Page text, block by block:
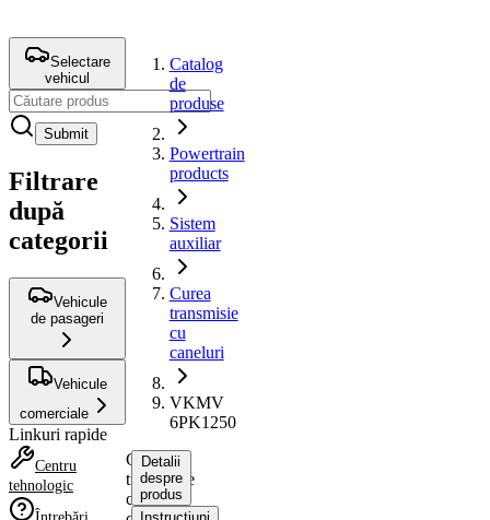
Selectare
vehicul
Submit
Filtrare
după
categorii
Vehicule
de pasageri
Vehicule
comerciale
Linkuri rapide
Centru
tehnologic
Catalog
de
produse
Powertrain
products
Sistem
auxiliar
Curea
transmisie
cu
caneluri
VKMV
6PK1250
Curea
transmisie
cu
Detalii
despre
produs